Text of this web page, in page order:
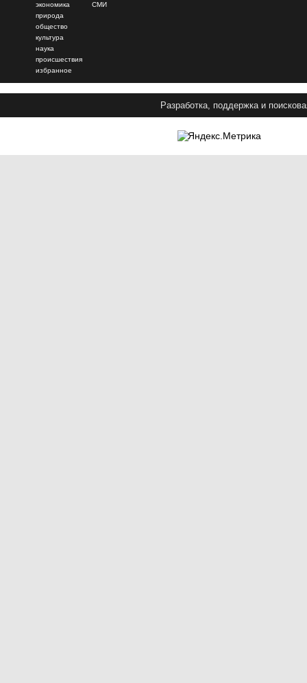
экономика
природа
общество
культура
наука
происшествия
избранное
СМИ
Разработка, поддержка и